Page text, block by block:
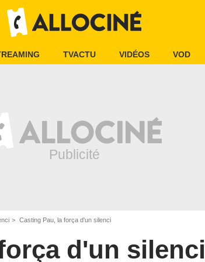
TVACTU VIDÉOS VOD
Casting Pau, la força d'un silenci
d'un silenci